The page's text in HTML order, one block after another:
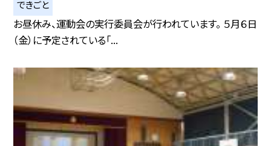
できごと
お昼休み、運動会の実行委員会が行われています。 ５月６日
（金）に予定されている「...